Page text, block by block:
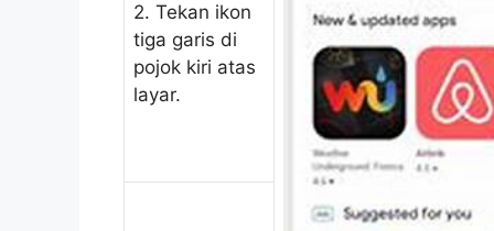
2. Tekan ikon
tiga garis di
pojok kiri atas
layar.